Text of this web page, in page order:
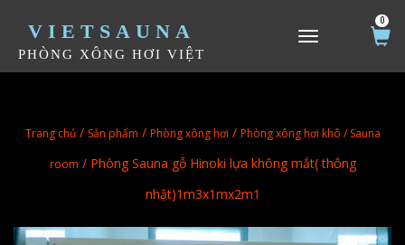
VIETSAUNA
PHÒNG XÔNG HƠI VIỆT
TOGGLE NAVIGATION
0
Trang chủ/ Sản phẩm / Phòng xông hơi / Phòng xông hơi khô / Sauna
room / Phòng Sauna gỗ Hinoki lựa không mắt( thông
nhật)1m3x1mx2m1